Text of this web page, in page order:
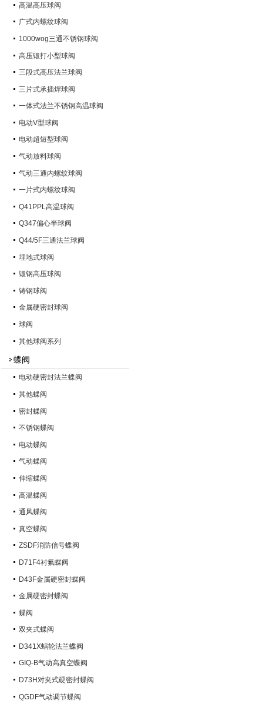
高温高压球阀
广式内螺纹球阀
1000wog三通不锈钢球阀
高压锻打小型球阀
三段式高压法兰球阀
三片式承插焊球阀
一体式法兰不锈钢高温球阀
电动V型球阀
电动超短型球阀
气动放料球阀
气动三通内螺纹球阀
一片式内螺纹球阀
Q41PPL高温球阀
Q347偏心半球阀
Q44/5F三通法兰球阀
埋地式球阀
锻钢高压球阀
铸钢球阀
金属硬密封球阀
球阀
其他球阀系列
蝶阀
电动硬密封法兰蝶阀
其他蝶阀
密封蝶阀
不锈钢蝶阀
电动蝶阀
气动蝶阀
伸缩蝶阀
高温蝶阀
通风蝶阀
真空蝶阀
ZSDF消防信号蝶阀
D71F4衬氟蝶阀
D43F金属硬密封蝶阀
金属硬密封蝶阀
蝶阀
双夹式蝶阀
D341X蜗轮法兰蝶阀
GIQ-B气动高真空蝶阀
D73H对夹式硬密封蝶阀
QGDF气动调节蝶阀